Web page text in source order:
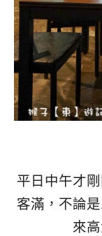
平日中午才
客滿，不論
來